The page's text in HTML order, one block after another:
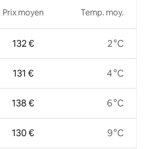
Prix moyen
132 €
131 €
138 €
130 €
Temp. moy.
2 °C
4 °C
6 °C
9 °C